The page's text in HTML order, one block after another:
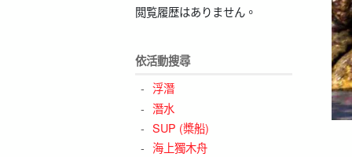
閲覧履歴はありません。
依活動搜尋
浮潛
潛水
SUP (槳船)
海上獨木舟